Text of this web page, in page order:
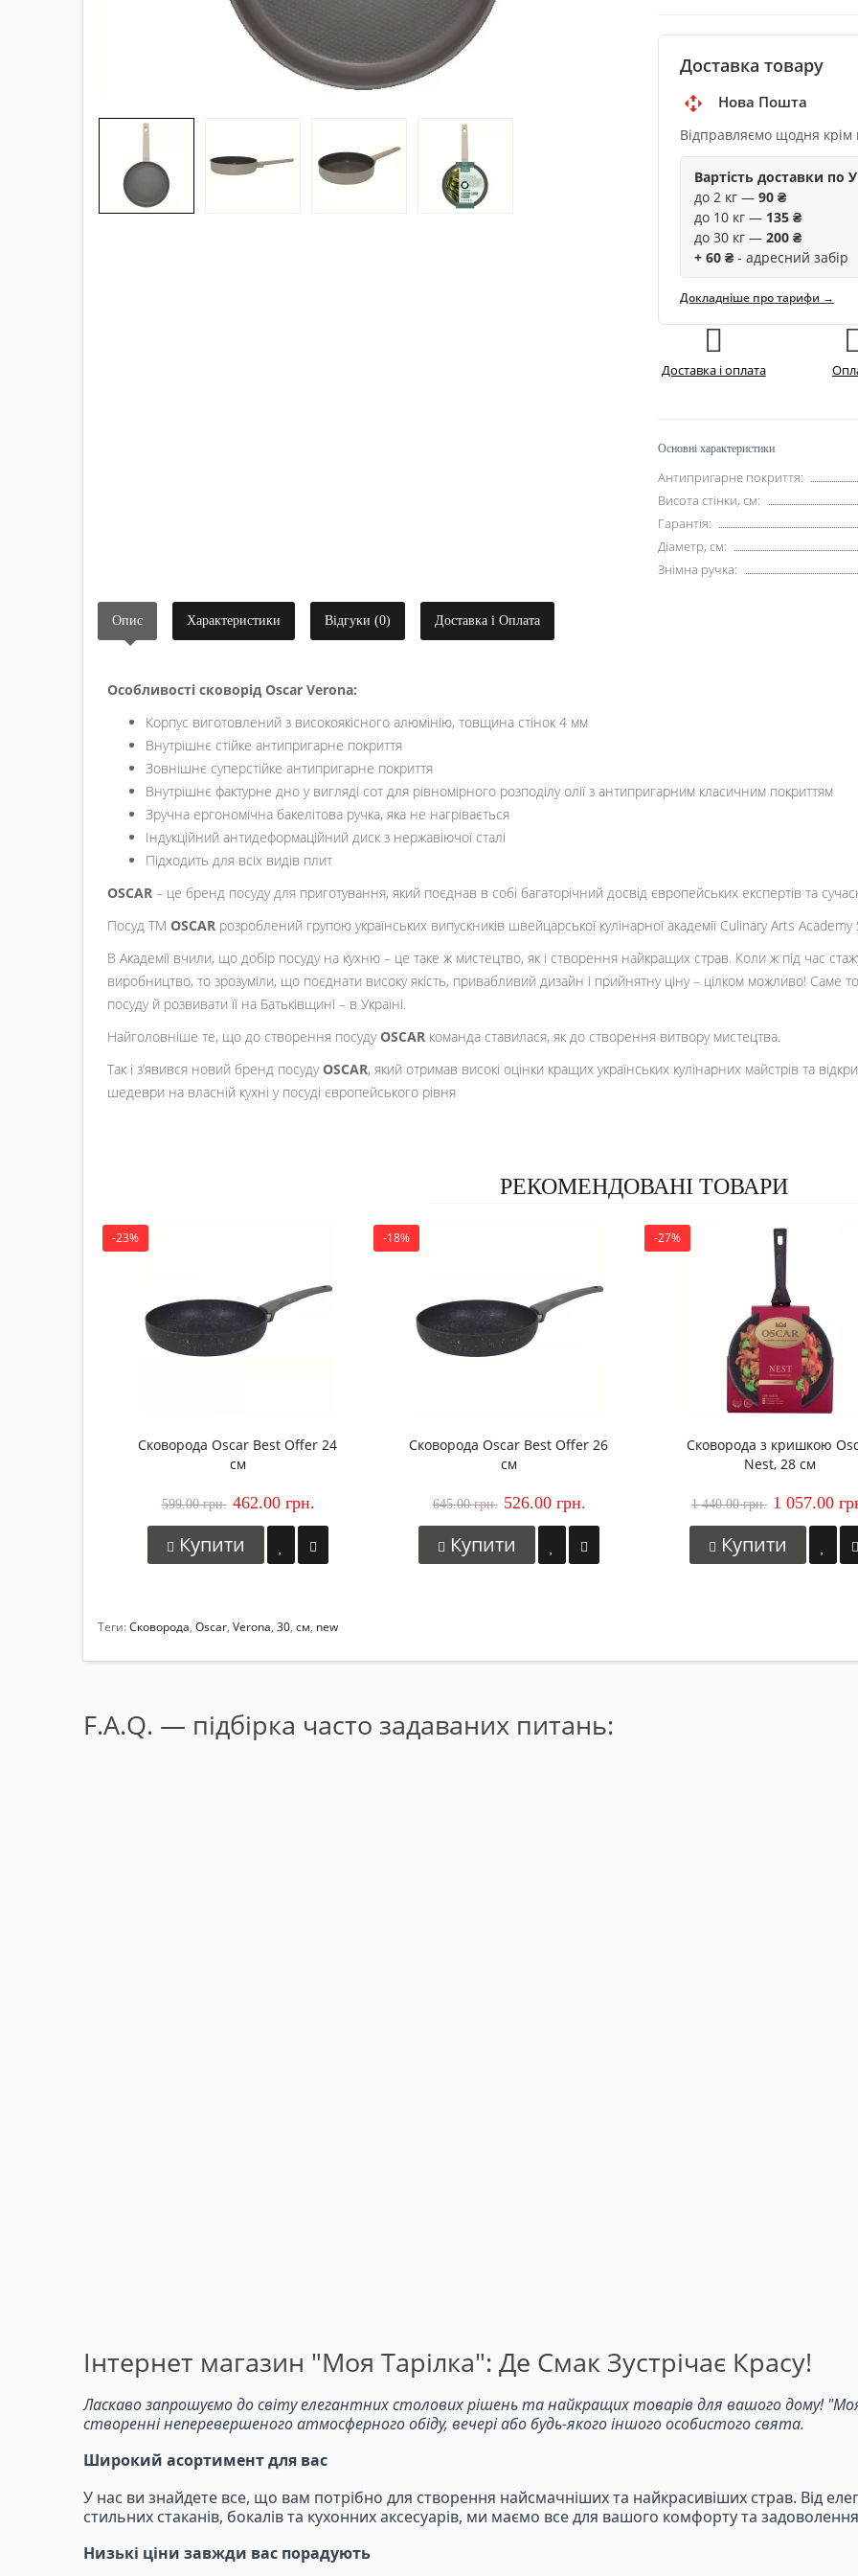
Доставка товару
Нова Пошта
Відправляємо щодня крім
Вартість доставки по
до 2 кг — 90 ₴
до 10 кг — 135 ₴
до 30 кг — 200 ₴
+ 60 ₴ - адресний забір
Докладніше про тарифи →
Доставка і оплата
Основні характеристики
Антипригарне покриття:
Висота стінки, см:
Гарантія:
Діаметр, см:
Знімна ручка:
Опис Характеристики Відгуки (0) Доставка і Оплата
Особливості сковорід Oscar Verona:
Корпус виготовлений з високоякісного алюмінію, товщина стінок 4 мм
Внутрішнє стійке антипригарне покриття
Зовнішнє cуперстійке антипригарне покриття
Внутрішнє фактурне дно у вигляді сот для рівномірного розподілу олії з антипригарним класичним покриттям
Зручна ергономічна бакелітова ручка, яка не нагрівається
Індукційний антидеформаційний диск з нержавіючої сталі
Підходить для всіх видів плит
OSCAR – це бренд посуду для приготування, який поєднав в собі багаторічний досвід європейських експертів та
Посуд ТМ OSCAR розроблений групою українських випускників швейцарської кулінарної академії Culinary Arts
В Академії вчили, що добір посуду на кухню – це таке ж мистецтво, як і створення найкращих страв. Коли ж під час
виробництво, то зрозуміли, що поєднати високу якість, привабливий дизайн і прийнятну ціну – цілком можливо! Саме
посуду й розвивати її на Батьківщині – в Україні.
Найголовніше те, що до створення посудуOSCAR команда ставилася, як до створення витвору мистецтва.
Так і з’явився новий бренд посудуOSCAR, який отримав високі оцінки кращих українських кулінарних майстрів та
шедеври на власній кухні у посуді європейського рівня
РЕКОМЕНДОВАНІ ТОВАРИ
-23%
Сковорода Oscar Best Offer 24
см
599.00 грн. 462.00 грн.
Купити
-18%
Сковорода Oscar Best Offer 26
см
645.00 грн. 526.00 грн.
Купити
-27%
Сковорода з кришкою
Nest, 28 см
1 440.00 грн. 1 057.00
Купити
Теги:Сковорода, Oscar, Verona, 30, см, new
F.A.Q. — підбірка часто задаваних питань:
Інтернет магазин "Моя Тарілка": Де Смак Зустрічає Красу!
Ласкаво запрошуємо до світу елегантних столових рішень та найкращих товарів для вашого дому!
створенні неперевершеного атмосферного обіду, вечері або будь-якого іншого особистого свята.
Широкий асортимент для вас
У нас ви знайдете все, що вам потрібно для створення найсмачніших та найкрасивіших страв. Від
стильних стаканів, бокалів та кухонних аксесуарів, ми маємо все для вашого комфорту та
Низькі ціни завжди вас порадують